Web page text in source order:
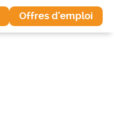
Offres d'emploi